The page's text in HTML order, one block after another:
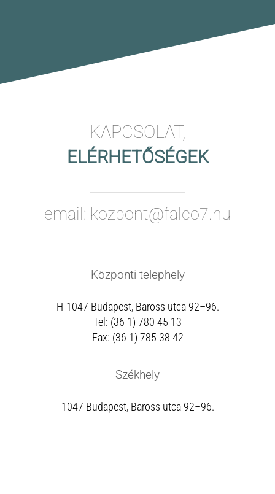
KAPCSOLAT,
ELÉRHETŐSÉGEK
email: kozpont@falco7.hu
Központi telephely
H-1047 Budapest, Baross utca 92–96.
Tel: (36 1) 780 45 13
Fax: (36 1) 785 38 42
Székhely
1047 Budapest, Baross utca 92–96.